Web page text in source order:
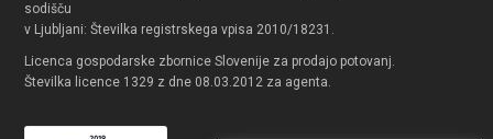
sodišču
v Ljubljani: Številka registrskega vpisa 2010/18231.
Licenca gospodarske zbornice Slovenije za prodajo potovanj.
Številka licence 1329 z dne 08.03.2012 za agenta.